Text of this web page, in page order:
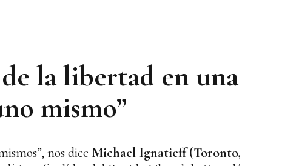
la libertad en una
mismo”
nos dice Michael Ignatieff (Toronto,